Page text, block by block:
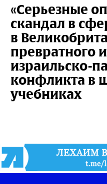
«Серьезные
скандал в
в
превратного
израильско-
конфликта в
учебниках